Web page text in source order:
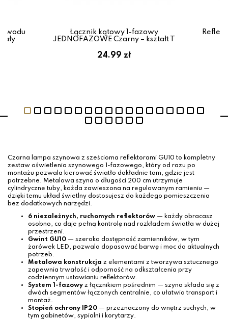
Łącznik kątowy 1-fazowy
JEDNOFAZOWE Czarny – kształt T
24.99 zł
Czarna lampa szynowa z sześcioma reflektorami GU10 to kompletny
zestaw oświetlenia szynowego 1-fazowego, który od razu po
montażu pozwala kierować światło dokładnie tam, gdzie jest
potrzebne. Metalowa szyna o długości 200 cm utrzymuje
cylindryczne tuby, każda zawieszona na regulowanym ramieniu —
dzięki temu układ świetlny dostosujesz do każdego pomieszczenia
bez dodatkowych narzędzi.
6 niezależnych, ruchomych reflektorów — każdy obracasz
osobno, co daje pełną kontrolę nad rozkładem światła w dużej
przestrzeni.
Gwint GU10 — szeroka dostępność zamienników, w tym
żarówek LED, pozwala dopasować barwę i moc do aktualnych
potrzeb.
Metalowa konstrukcja z elementami z tworzywa sztucznego
zapewnia trwałość i odporność na odkształcenia przy
codziennym ustawianiu reflektorów.
System 1-fazowy z łącznikiem pośrednim — szyna składa się z
dwóch segmentów łączonych centralnie, co ułatwia transport i
montaż.
Stopień ochrony IP20 — przeznaczony do wnętrz suchych, w
tym gabinetów, sypialni i korytarzy.